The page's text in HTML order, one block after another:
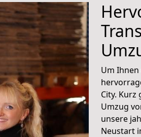
Um
City.
Umzug
unsere
Neustart